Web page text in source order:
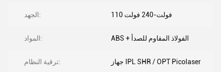
الجهد: 110 فولت-240 فولت
المواد: ABS + الفولاذ المقاوم للصدأ
ترقية النظام: جهاز IPL SHR / OPT Picolaser